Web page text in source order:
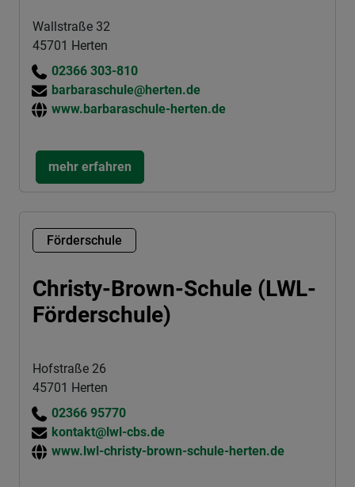
Wallstraße 32
45701 Herten
02366 303-810
barbaraschule@herten.de
www.barbaraschule-herten.de
mehr erfahren
Förderschule
Christy-Brown-Schule (LWL-
Förderschule)
Hofstraße 26
45701 Herten
02366 95770
kontakt@lwl-cbs.de
www.lwl-christy-brown-schule-herten.de